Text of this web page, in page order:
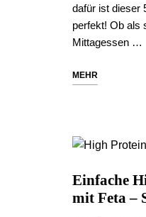
dafür ist dieser
perfekt! Ob als
Mittagessen …
MEHR
Einfache
mit Feta –